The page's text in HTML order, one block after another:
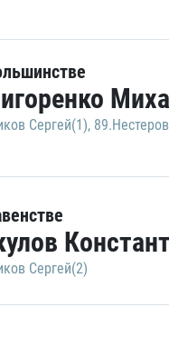
Сергей(1),
Сергей(2)